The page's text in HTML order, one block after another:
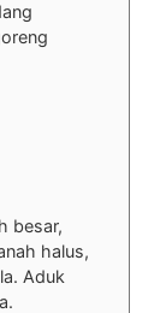
besar,
halus,
Aduk